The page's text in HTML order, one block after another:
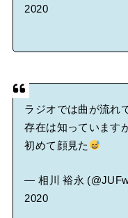
2020
ラジオでは曲が流れ
存在は知っています
初めて顔見た
— 相川 裕永
2020